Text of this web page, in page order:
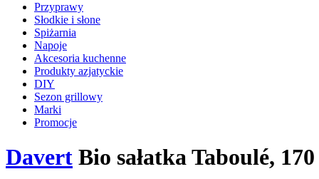
Przyprawy
Słodkie i słone
Spiżarnia
Napoje
Akcesoria kuchenne
Produkty azjatyckie
DIY
Sezon grillowy
Marki
Promocje
Davert Bio sałatka Taboulé,